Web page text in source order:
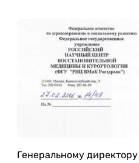
Генеральному директору